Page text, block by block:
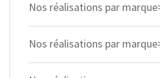
Nos réalisations par
Nos réalisations par